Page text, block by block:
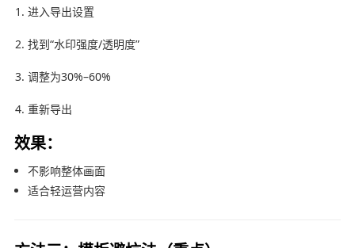
进入导出设置
找到“水印强度/透明度”
调整为30%–60%
重新导出
效果：
不影响整体画面
适合轻运营内容